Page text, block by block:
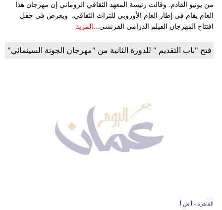
من يونيو القادم. وقالت رئيسة المعهد الثقافي الروماني إن مهرجان هذا
العام يقام في إطار العام الأوروبي للتراث الثقافي. ويعرض في حفل
افتتاح المهرجان الفيلم الدرامي الفرنسي...
المزيد
فتح "باب التقديم " للدورة الثانية من "مهرجان الجونة السينمائي"
القاهرة - أ ش أ